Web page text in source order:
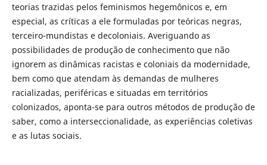
teorias trazidas pelos feminismos hegemônicos e, em
especial, as críticas a ele formuladas por teóricas negras,
terceiro-mundistas e decoloniais. Averiguando as
possibilidades de produção de conhecimento que não
ignorem as dinâmicas racistas e coloniais da modernidade,
bem como que atendam às demandas de mulheres
racializadas, periféricas e situadas em territórios
colonizados, aponta-se para outros métodos de produção de
saber, como a interseccionalidade, as experiências coletivas
e as lutas sociais.